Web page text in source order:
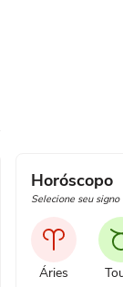
Horóscopo
Selecione seu signo
Áries